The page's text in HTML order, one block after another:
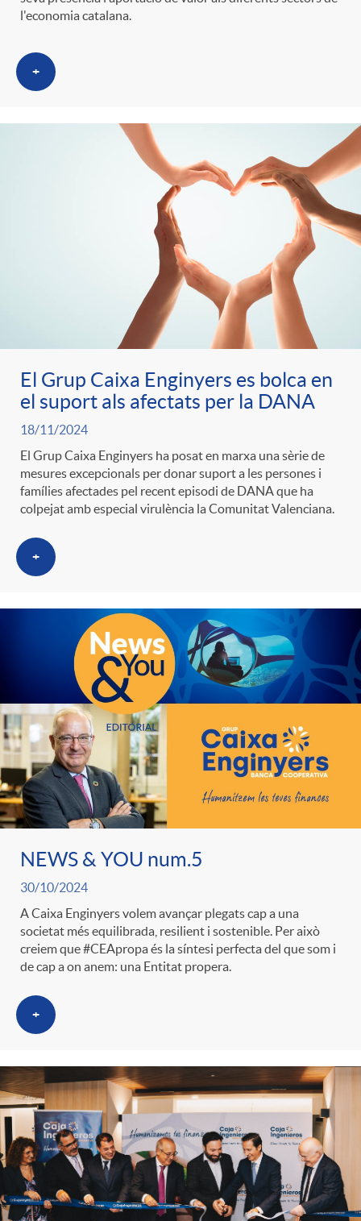
l'economia catalana.
+
El Grup Caixa Enginyers es bolca en
el suport als afectats per la DANA
18/11/2024
El Grup Caixa Enginyers ha posat en marxa una sèrie de
mesures excepcionals per donar suport a les persones i
famílies afectades pel recent episodi de DANA que ha
colpejat amb especial virulència la Comunitat Valenciana.
+
NEWS & YOU num.5
30/10/2024
A Caixa Enginyers volem avançar plegats cap a una
societat més equilibrada, resilient i sostenible. Per això
creiem que #CEApropa és la síntesi perfecta del que som i
de cap a on anem: una Entitat propera.
+